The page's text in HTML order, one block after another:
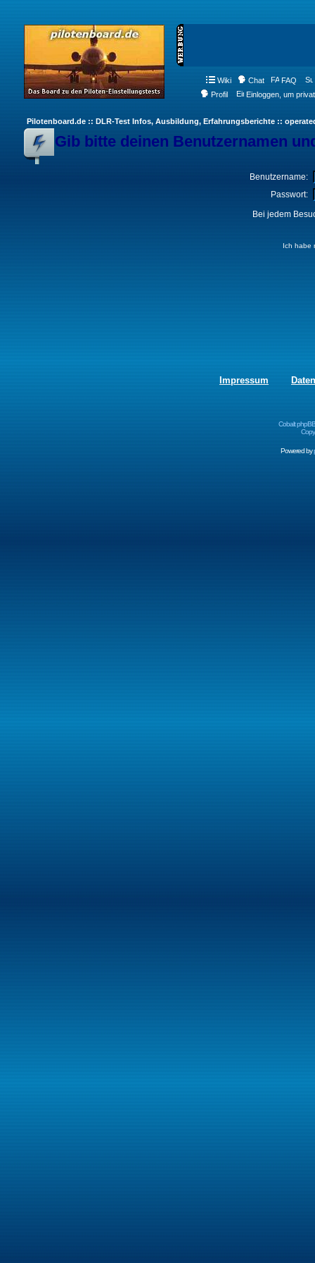
Wiki Chat FAQ
Profil
Einloggen, um
Pilotenboard.de :: DLR-Test Infos, Ausbildung, Erfahrungsberichte ::
Gib bitte deinen Benutzernamen
Benutzername:
Passwort:
Bei jedem
Ich habe
Impressum
Cobalt
Powered by